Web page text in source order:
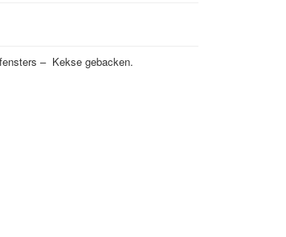
– Kekse gebacken.